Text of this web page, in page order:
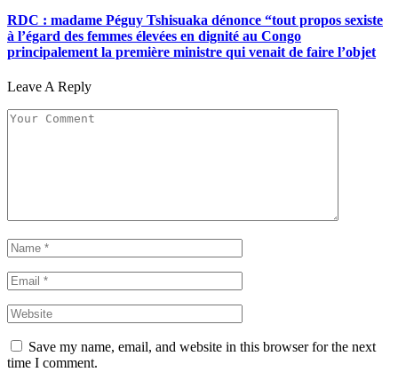
RDC : madame Péguy Tshisuaka dénonce “tout propos sexiste
à l’égard des femmes élevées en dignité au Congo
principalement la première ministre qui venait de faire l’objet
Leave A Reply
Save my name, email, and website in this browser for the next
time I comment.